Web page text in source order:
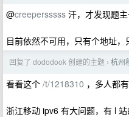
@creepersssss 汗，才发现题
目前依然不可用，只有个地址，
回复了 dododook 创建的主题 › 杭州
看看这个 /t/1218310 ，多人都
浙江移动 ipv6 有大问题，有 l